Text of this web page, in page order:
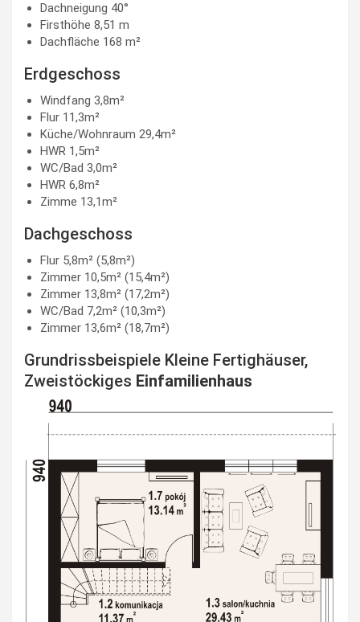
Dachneigung 40°
Firsthöhe 8,51 m
Dachfläche 168 m²
Erdgeschoss
Windfang 3,8m²
Flur 11,3m²
Küche/Wohnraum 29,4m²
HWR 1,5m²
WC/Bad 3,0m²
HWR 6,8m²
Zimme 13,1m²
Dachgeschoss
Flur 5,8m² (5,8m²)
Zimmer 10,5m² (15,4m²)
Zimmer 13,8m² (17,2m²)
WC/Bad 7,2m² (10,3m²)
Zimmer 13,6m² (18,7m²)
Grundrissbeispiele Kleine Fertighäuser,
Zweistöckiges Einfamilienhaus